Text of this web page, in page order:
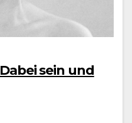
sein und